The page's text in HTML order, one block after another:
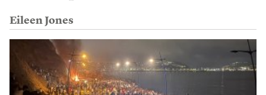
Eileen Jones